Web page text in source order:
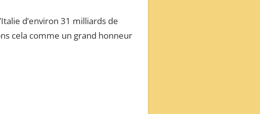
d’environ 31 milliards de
cela comme un grand honneur